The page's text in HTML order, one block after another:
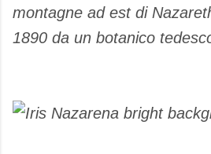
montagne ad est di
1890 da un botanico